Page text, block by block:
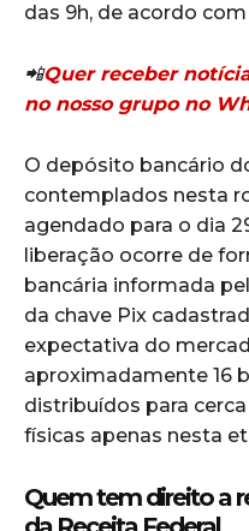
das 9h, de acordo
📲Quer receber
no nosso grupo no
O depósito bancário
contemplados nesta
agendado para o dia
liberação ocorre de
bancária informada
da chave Pix
expectativa do
aproximadamente 16
distribuídos para
físicas apenas nesta
Quem tem direito a